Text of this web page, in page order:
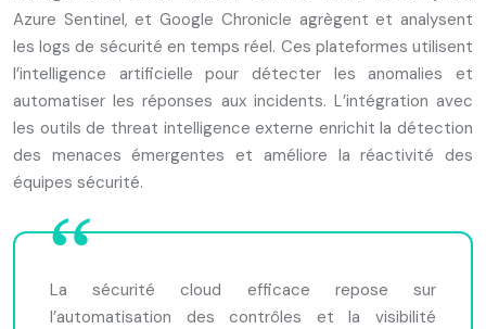
Azure Sentinel, et Google Chronicle agrègent et analysent
les logs de sécurité en temps réel. Ces plateformes utilisent
l’intelligence artificielle pour détecter les anomalies et
automatiser les réponses aux incidents. L’intégration avec
les outils de threat intelligence externe enrichit la détection
des menaces émergentes et améliore la réactivité des
équipes sécurité.
La sécurité cloud efficace repose sur
l’automatisation des contrôles et la visibilité